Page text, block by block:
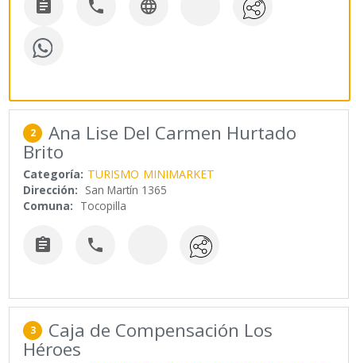
  
2 Ana Lise Del Carmen Hurtado
Brito
Categoría: TURISMO MINIMARKET
Dirección: San Martín 1365
Comuna: Tocopilla
 
3 Caja de Compensación Los
Héroes